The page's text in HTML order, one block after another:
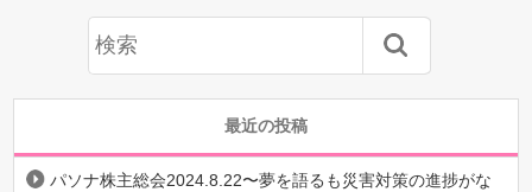
最近の投稿
パソナ株主総会2024.8.22〜夢を語るも災害対策の進捗がな